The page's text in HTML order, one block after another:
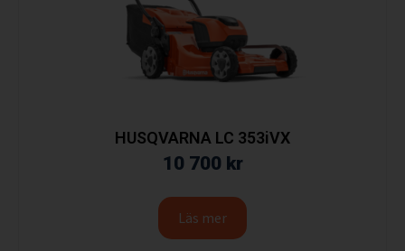
HUSQVARNA LC 353iVX
10 700 kr
Läs mer